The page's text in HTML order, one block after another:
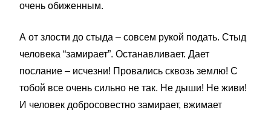
очень обиженным.
А от злости до стыда – совсем рукой подать. Стыд
человека “замирает”. Останавливает. Дает
послание – исчезни! Провались сквозь землю! С
тобой все очень сильно не так. Не дыши! Не живи!
И человек добросовестно замирает, вжимает